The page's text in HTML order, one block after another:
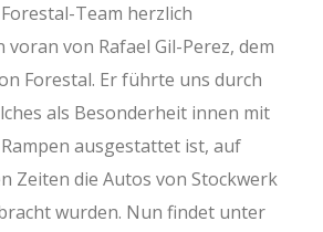
Team herzlich
von Rafael Gil-Perez, dem
Forestal. Er führte uns durch
als Besonderheit innen mit
ausgestattet ist, auf
Zeiten die Autos von Stockwerk
wurden. Nun findet unter